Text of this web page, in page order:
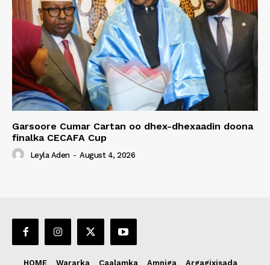
Garsoore Cumar Cartan oo dhex-dhexaadin doona
finalka CECAFA Cup
Leyla Aden - August 4, 2026
HOME Wararka Caalamka Amniga Argagixisada